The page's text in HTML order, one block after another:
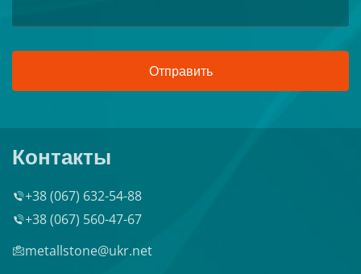
Отправить
Контакты
+38 (067) 632-54-88
+38 (067) 560-47-67
metallstone@ukr.net